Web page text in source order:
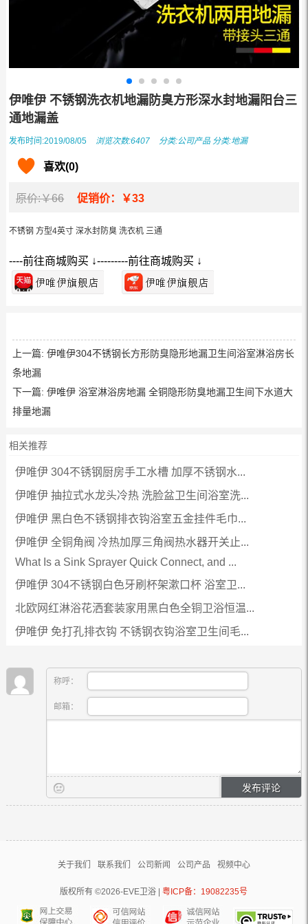
伊唯伊 不锈钢洗衣机地漏防臭方形深水封地漏阳台三
通地漏盖
发布时间:2019/08/05 浏览次数:6407 分类:公司产品 分类:地漏
喜欢(0)
原价:￥66 促销价：￥33
不锈钢 方型4英寸 深水封防臭 洗衣机 三通
----前往商城购买 ↓---------前往商城购买 ↓
上一篇: 伊唯伊304不锈钢长方形防臭隐形地漏卫生间浴室淋浴房长
条地漏
下一篇: 伊唯伊 浴室淋浴房地漏 全铜隐形防臭地漏卫生间下水道大
排量地漏
相关推荐
伊唯伊 304不锈钢厨房手工水槽 加厚不锈钢水...
伊唯伊 抽拉式水龙头冷热 洗脸盆卫生间浴室洗...
伊唯伊 黑白色不锈钢排衣钩浴室五金挂件毛巾...
伊唯伊 全铜角阀 冷热加厚三角阀热水器开关止...
What Is a Sink Sprayer Quick Connect, and ...
伊唯伊 304不锈钢白色牙刷杯架漱口杯 浴室卫...
北欧网红淋浴花洒套装家用黑白色全铜卫浴恒温...
伊唯伊 免打孔排衣钩 不锈钢衣钩浴室卫生间毛...
称呼：
邮箱：
关于我们 联系我们 公司新闻 公司产品 视频中心
版权所有 ©2026-EVE卫浴 |粤ICP备：19082235号